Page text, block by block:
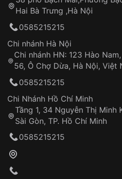
Hotline: 0585 215 215
Từ khóa SEO:
Khách hàng kiểm tra
Tự ý sửa chữa
thống VNLUX
Đảm bảo quyền lợi
Đồng hành cùng khách
trình sử dụng
Hai Bà Trưng ,Hà Nội
0585215215
Chi nhánh Hà Nội
Chi nhánh HN: 123 Hào
56, Ô Chợ Dừa, Hà Nội, Việt
0585215215
Chi Nhánh Hồ Chí Minh
Tầng 1, 34 Nguyễn Thị Minh
Sài Gòn, TP. Hồ Chí Minh
0585215215